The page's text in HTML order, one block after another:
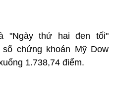
"Ngày thứ hai đen tối"
chứng khoán Mỹ Dow
1.738,74 điểm.